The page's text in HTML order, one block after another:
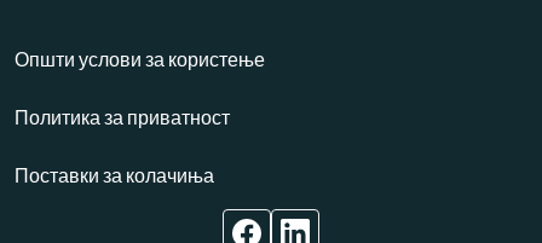
Општи услови за користење
Политика за приватност
Поставки за колачиња